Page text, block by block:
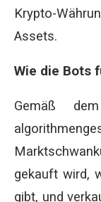
Krypto-
Assets.
Wie die Bots
Gemäß
gekauft wird,
gibt, und